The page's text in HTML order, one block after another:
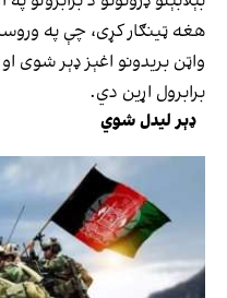
هغه ټینګار کړی، چې په
واټن بریدونو اغېز ډېر شوی
برابرول اړین دي.
ډېر لیدل شوي